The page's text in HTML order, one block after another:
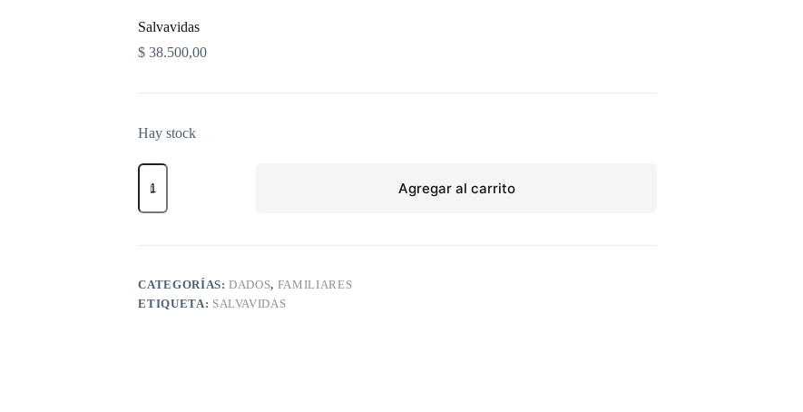
Salvavidas
$ 38.500,00
Hay stock
Salvavidas
cantidad
Agregar al carrito
CATEGORÍAS:DADOS, FAMILIARES
ETIQUETA: SALVAVIDAS